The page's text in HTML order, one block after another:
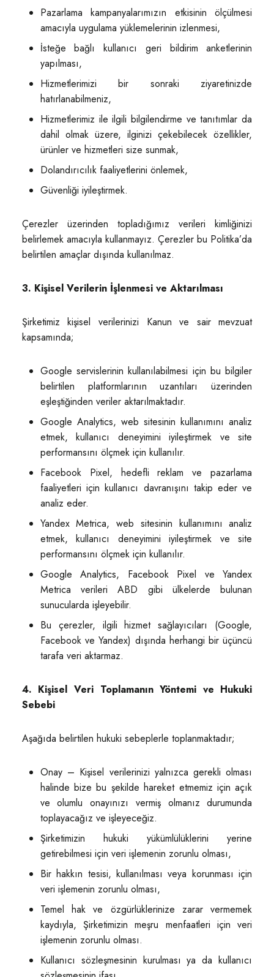
Pazarlama kampanyalarımızın etkisinin ölçülmesi
amacıyla uygulama yüklemelerinin izlenmesi,
İsteğe bağlı kullanıcı geri bildirim anketlerinin
yapılması,
Hizmetlerimizi bir sonraki ziyaretinizde
hatırlanabilmeniz,
Hizmetlerimiz ile ilgili bilgilendirme ve tanıtımlar da
dahil olmak üzere, ilginizi çekebilecek özellikler,
ürünler ve hizmetleri size sunmak,
Dolandırıcılık faaliyetlerini önlemek,
Güvenliği iyileştirmek.
Çerezler üzerinden topladığımız verileri kimliğinizi
belirlemek amacıyla kullanmayız. Çerezler bu Politika’da
belirtilen amaçlar dışında kullanılmaz.
3. Kişisel Verilerin İşlenmesi ve Aktarılması
Şirketimiz kişisel verilerinizi Kanun ve sair mevzuat
kapsamında;
Google servislerinin kullanılabilmesi için bu bilgiler
belirtilen platformlarının uzantıları üzerinden
eşleştiğinden veriler aktarılmaktadır.
Google Analytics, web sitesinin kullanımını analiz
etmek, kullanıcı deneyimini iyileştirmek ve site
performansını ölçmek için kullanılır.
Facebook Pixel, hedefli reklam ve pazarlama
faaliyetleri için kullanıcı davranışını takip eder ve
analiz eder.
Yandex Metrica, web sitesinin kullanımını analiz
etmek, kullanıcı deneyimini iyileştirmek ve site
performansını ölçmek için kullanılır.
Google Analytics, Facebook Pixel ve Yandex
Metrica verileri ABD gibi ülkelerde bulunan
sunucularda işleyebilir.
Bu çerezler, ilgili hizmet sağlayıcıları (Google,
Facebook ve Yandex) dışında herhangi bir üçüncü
tarafa veri aktarmaz.
4. Kişisel Veri Toplamanın Yöntemi ve Hukuki
Sebebi
Aşağıda belirtilen hukuki sebeplerle toplanmaktadır;
Onay – Kişisel verilerinizi yalnızca gerekli olması
halinde bize bu şekilde hareket etmemiz için açık
ve olumlu onayınızı vermiş olmanız durumunda
toplayacağız ve işleyeceğiz.
Şirketimizin hukuki yükümlülüklerini yerine
getirebilmesi için veri işlemenin zorunlu olması,
Bir hakkın tesisi, kullanılması veya korunması için
veri işlemenin zorunlu olması,
Temel hak ve özgürlüklerinize zarar vermemek
kaydıyla, Şirketimizin meşru menfaatleri için veri
işlemenin zorunlu olması.
Kullanıcı sözleşmesinin kurulması ya da kullanıcı